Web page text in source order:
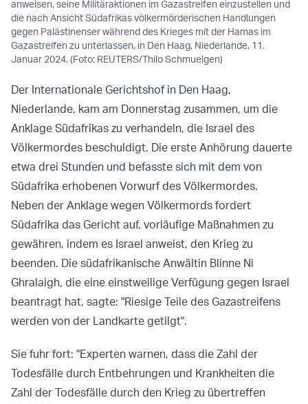
anweisen, seine Militäraktionen im Gazastreifen einzustellen und
die nach Ansicht Südafrikas völkermörderischen Handlungen
gegen Palästinenser während des Krieges mit der Hamas im
Gazastreifen zu unterlassen, in Den Haag, Niederlande, 11.
Januar 2024. (Foto: REUTERS/Thilo Schmuelgen)
Der Internationale Gerichtshof in Den Haag,
Niederlande, kam am Donnerstag zusammen, um die
Anklage Südafrikas zu verhandeln, die Israel des
Völkermordes beschuldigt. Die erste Anhörung dauerte
etwa drei Stunden und befasste sich mit dem von
Südafrika erhobenen Vorwurf des Völkermordes.
Neben der Anklage wegen Völkermords fordert
Südafrika das Gericht auf, vorläufige Maßnahmen zu
gewähren, indem es Israel anweist, den Krieg zu
beenden. Die südafrikanische Anwältin Blinne Ni
Ghralaigh, die eine einstweilige Verfügung gegen Israel
beantragt hat, sagte: "Riesige Teile des Gazastreifens
werden von der Landkarte getilgt".
Sie fuhr fort: "Experten warnen, dass die Zahl der
Todesfälle durch Entbehrungen und Krankheiten die
Zahl der Todesfälle durch den Krieg zu übertreffen